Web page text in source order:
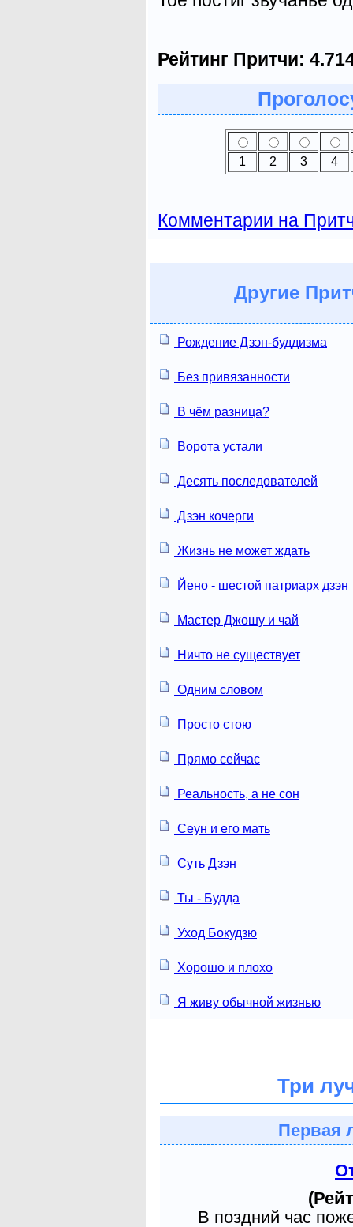
Рейтинг Притчи:
1 2 3 4
Комментарии на
Другие
Рождение Дзэн-буддизма
Без привязанности
В чём разница?
Ворота устали
Десять последователей
Дзэн кочерги
Жизнь не может ждать
Йено - шестой патриарх дзэн
Мастер Джошу и чай
Ничто не существует
Одним словом
Просто стою
Прямо сейчас
Реальность, а не сон
Сеун и его мать
Суть Дзэн
Ты - Будда
Уход Бокудзю
Хорошо и плохо
Я живу обычной жизнью
Три
Первая
В поздний час